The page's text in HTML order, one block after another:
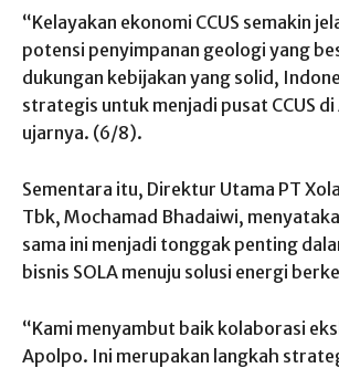
“Kelayakan ekonomi CCUS semakin
potensi penyimpanan geologi yang
dukungan kebijakan yang solid,
strategis untuk menjadi pusat CCUS
ujarnya. (6/8).
Sementara itu, Direktur Utama PT
Tbk, Mochamad Bhadaiwi,
sama ini menjadi tonggak penting
bisnis SOLA menuju solusi energi
“Kami menyambut baik kolaborasi
Apolpo. Ini merupakan langkah